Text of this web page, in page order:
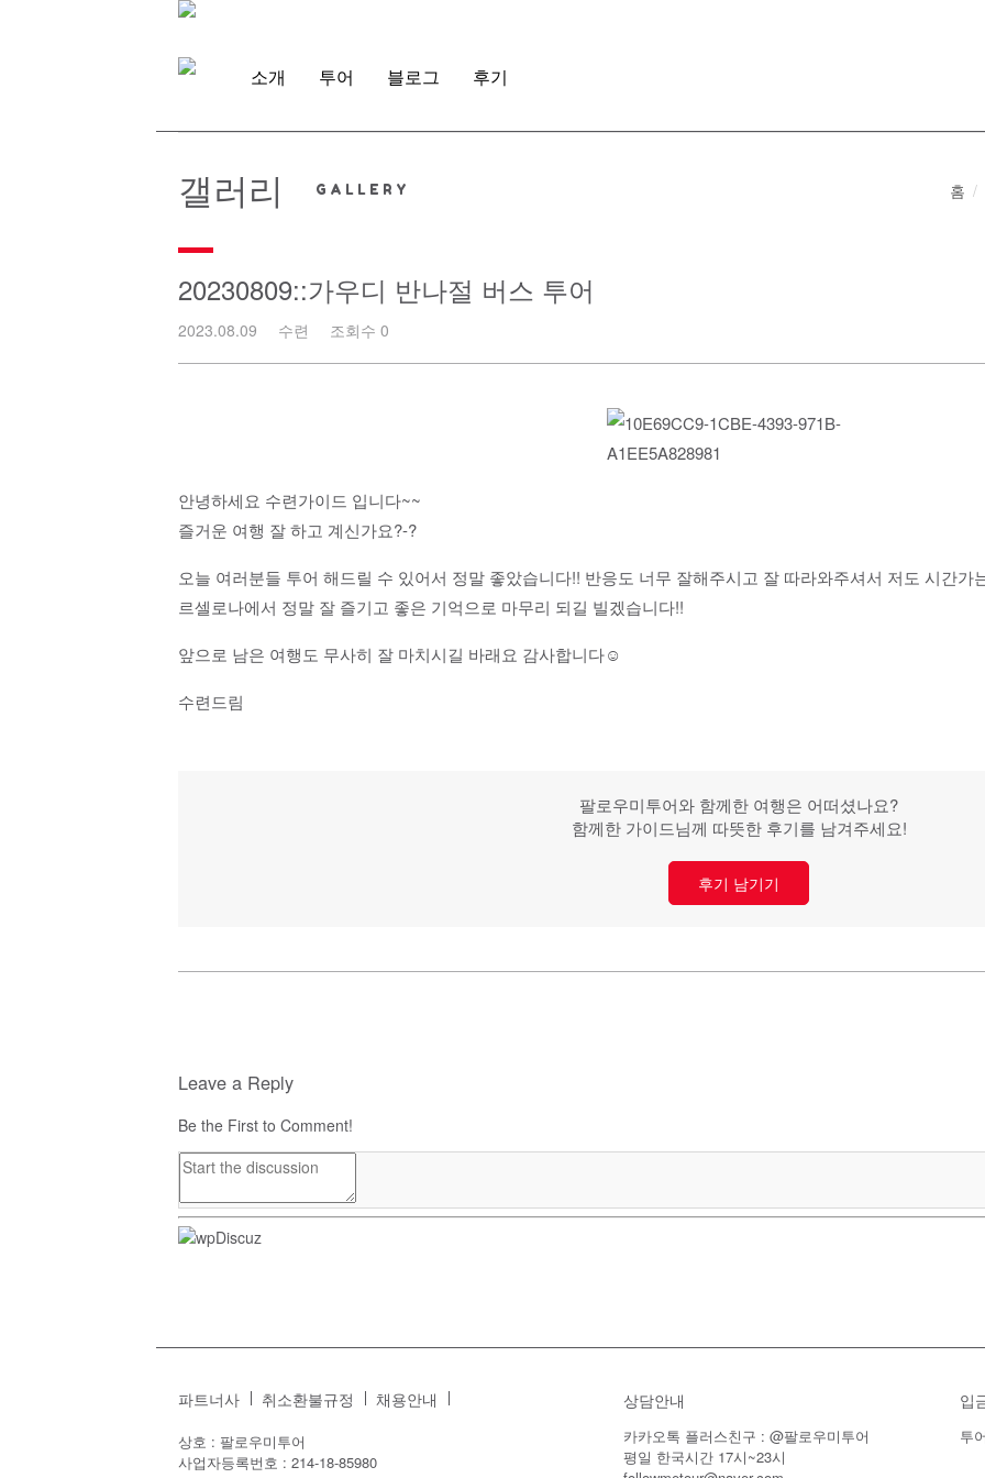
소개 투어 블로그 후기
홈
갤러리
20230809::가우디 반나절 버스 투어
2023.08.09 수련 조회수 0
안녕하세요 수련가이드 입니다~~
즐거운 여행 잘 하고 계신가요?-?
오늘 여러분들 투어 해드릴 수 있어서 정말 좋았습니다!! 반응도 너무 잘해주시고 잘 따라와주셔서 저도 시간
르셀로나에서 정말 잘 즐기고 좋은 기억으로 마무리 되길 빌겠습니다!!
앞으로 남은 여행도 무사히 잘 마치시길 바래요 감사합니다☺️
수련드림
팔로우미투어와 함께한 여행은 어떠셨나요?
함께한 가이드님께 따뜻한 후기를 남겨주세요!
후기 남기기
Leave a Reply
Be the First to Comment!
파트너사 취소환불규정 채용안내
상호 : 팔로우미투어
사업자등록번호 : 214-18-85980
상담안내
카카오톡 플러스친구 : @팔로우미투어
평일 한국시간 17시~23시
입
투